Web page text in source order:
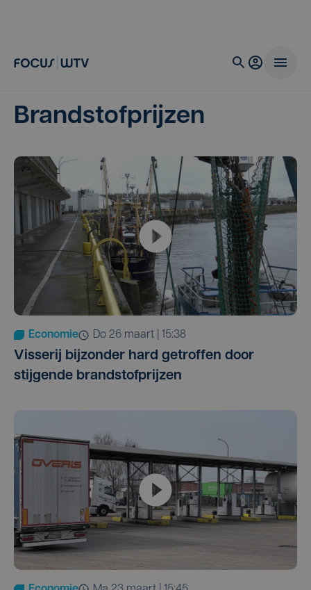
Brandstofprijzen
Economie do 26 maart | 15:38
Visserij bijzonder hard getroffen door
stijgende brandstofprijzen